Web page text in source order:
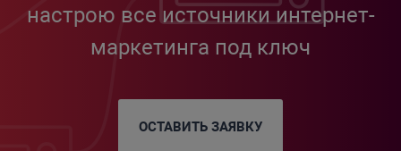
настрою все источники интернет-
маркетинга под ключ
ОСТАВИТЬ ЗАЯВКУ